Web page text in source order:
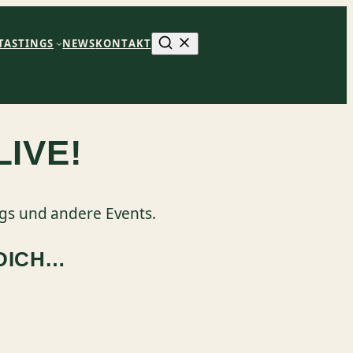
NEWSKONTAKT
und andere Events.